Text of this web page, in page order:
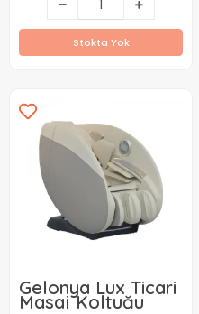
Stokta Yok
Gelonya Lux Ticari
Masaj Koltuğu